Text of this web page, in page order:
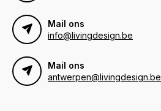
Mail ons
info@livingdesign.be
Mail ons
antwerpen@livingdesign.be